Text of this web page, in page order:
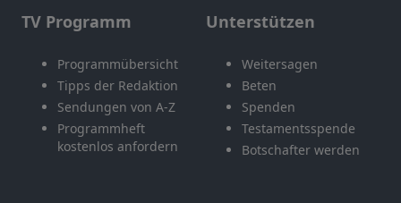
TV Programm
Programmübersicht
Tipps der Redaktion
Sendungen von A-Z
Programmheft
kostenlos anfordern
Unterstützen
Weitersagen
Beten
Spenden
Testamentsspende
Botschafter werden